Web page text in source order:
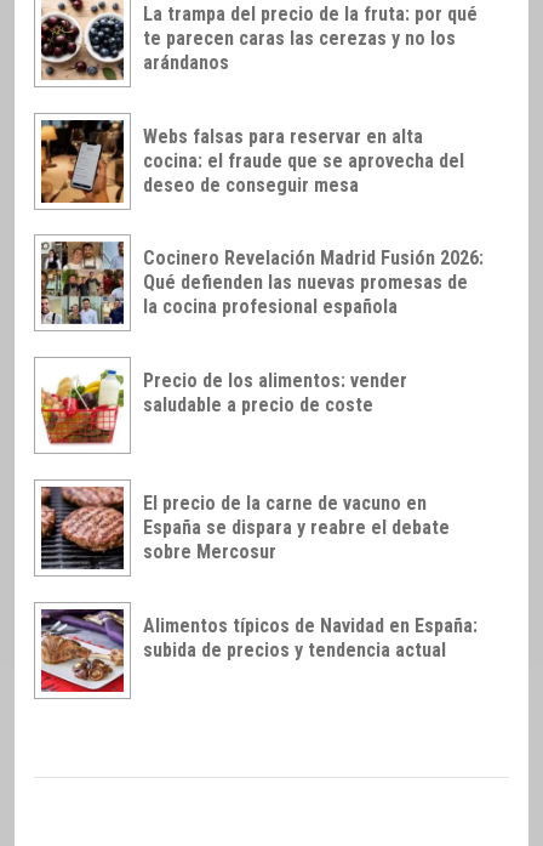
La trampa del precio de la fruta: por qué
te parecen caras las cerezas y no los
arándanos
Webs falsas para reservar en alta
cocina: el fraude que se aprovecha del
deseo de conseguir mesa
Cocinero Revelación Madrid Fusión 2026:
Qué defienden las nuevas promesas de
la cocina profesional española
Precio de los alimentos: vender
saludable a precio de coste
El precio de la carne de vacuno en
España se dispara y reabre el debate
sobre Mercosur
Alimentos típicos de Navidad en España:
subida de precios y tendencia actual